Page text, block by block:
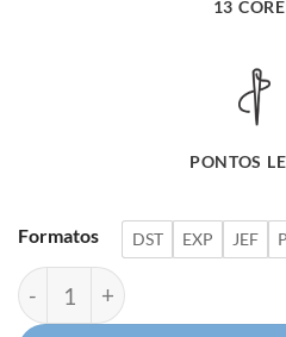
PONTOS
Formatos DST EXP JEF
Estrela Sorridente Sob o